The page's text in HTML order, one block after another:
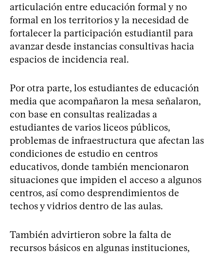
articulación entre educación formal y no
formal en los territorios y la necesidad de
fortalecer la participación estudiantil para
avanzar desde instancias consultivas hacia
espacios de incidencia real.
Por otra parte, los estudiantes de educación
media que acompañaron la mesa señalaron,
con base en consultas realizadas a
estudiantes de varios liceos públicos,
problemas de infraestructura que afectan las
condiciones de estudio en centros
educativos, donde también mencionaron
situaciones que impiden el acceso a algunos
centros, así como desprendimientos de
techos y vidrios dentro de las aulas.
También advirtieron sobre la falta de
recursos básicos en algunas instituciones,